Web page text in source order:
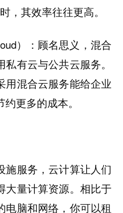
，其效率往往更高。
）：顾名思义，混合
有云与公共云服务。
用混合云服务能给企业
更多的成本。
施服务，云计算让人们
大量计算资源。相比于
电脑和网络，你可以租